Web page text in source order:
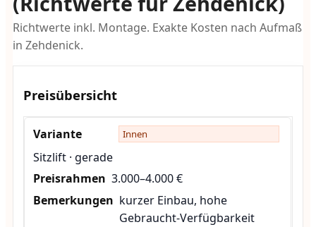
Richtwerte inkl. Montage. Exakte Kosten nach Aufmaß
in Zehdenick.
Preisübersicht
Innen
Sitzlift · gerade
3.000–4.000 €
kurzer Einbau, hohe
Gebraucht-Verfügbarkeit